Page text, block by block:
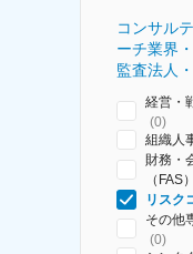
コンサル
ーチ業界
監査法人
経営・
(0)
組織人
財務・
（FAS）
リスク
その他
(0)